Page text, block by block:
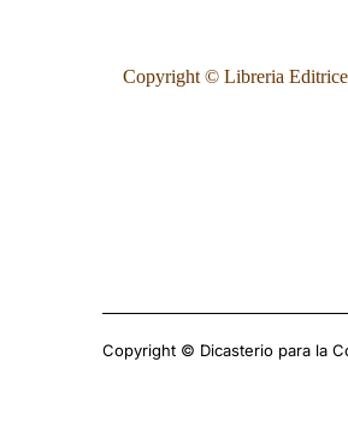
Copyright © Libreria Editrice
Copyright © Dicasterio para la